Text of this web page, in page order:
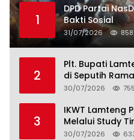
1
DPD Partai
Bakti Sosial
31/07/2026 858
2
Plt. Bupati
di Seputih
Jadi Contoh!
30/07/2026 755
3
IKWT Lamteng
Melalui Study
Foundation
30/07/2026